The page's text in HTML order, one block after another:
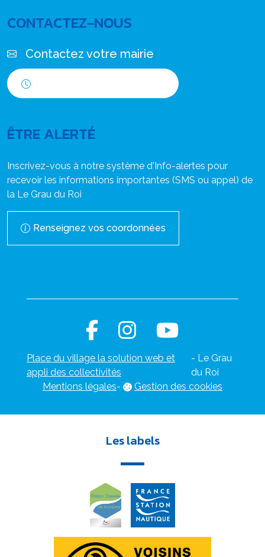
CONTACTEZ-NOUS
Contactez votre mairie
ÊTRE ALERTÉ
Inscrivez-vous à notre système d'Info-alertes pour
recevoir les informations importantes (SMS ou appel) de
la Le Grau du Roi
Renseignez vos coordonnées
Place du village la solution web et
appli des collectivités
- Le Grau
du Roi
Mentions légales- Gestion des cookies
Les labels